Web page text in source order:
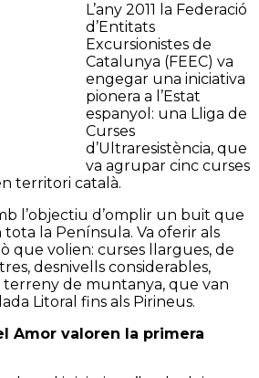
L’any 2011 la Federació
d’Entitats
Excursionistes de
Catalunya (FEEC) va
engegar una iniciativa
pionera a l’Estat
espanyol: una Lliga de
Curses
d’Ultraresistència, que
va agrupar cinc curses
territori català.
l’objectiu d’omplir un buit que
tota la Península. Va oferir als
que volien: curses llargues, de
desnivells considerables,
de muntanya, que van
Litoral fins als Pirineus.
Amor valoren la primera